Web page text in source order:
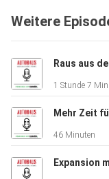
Weitere
Raus aus
1 Stunde 7
Mehr Zeit
46 Minuten